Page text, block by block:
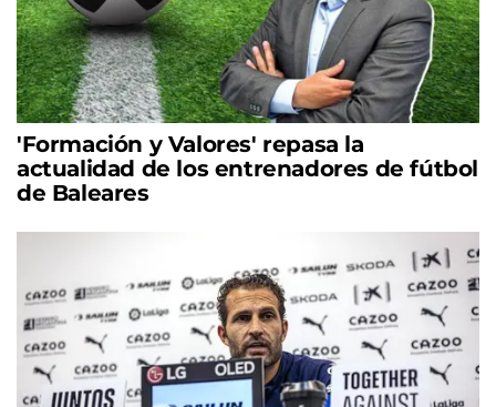
'Formación y Valores' repasa la
actualidad de los entrenadores de fútbol
de Baleares